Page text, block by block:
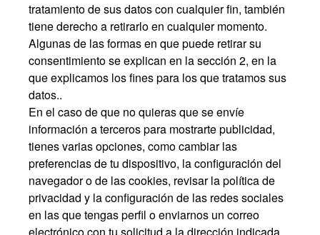
tratamiento de sus datos con cualquier fin, también
tiene derecho a retirarlo en cualquier momento.
Algunas de las formas en que puede retirar su
consentimiento se explican en la sección 2, en la
que explicamos los fines para los que tratamos sus
datos..
En el caso de que no quieras que se envíe
información a terceros para mostrarte publicidad,
tienes varias opciones, como cambiar las
preferencias de tu dispositivo, la configuración del
navegador o de las cookies, revisar la política de
privacidad y la configuración de las redes sociales
en las que tengas perfil o enviarnos un correo